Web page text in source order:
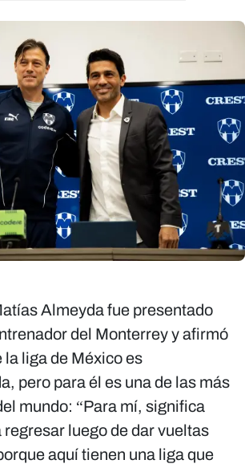
Almeyda fue presentado
del Monterrey y afirmó
la liga de México es
pero para él es una de las más
mundo: “Para mí, significa
luego de dar vueltas
aquí tienen una liga que